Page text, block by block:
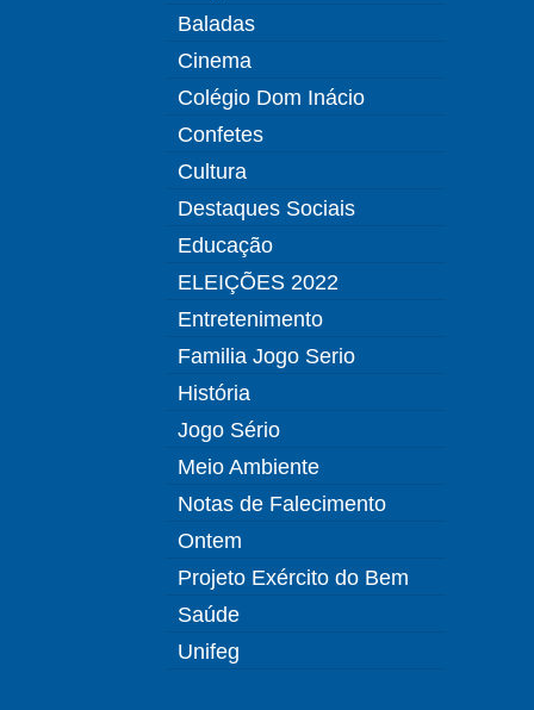
Baladas
Cinema
Colégio Dom Inácio
Confetes
Cultura
Destaques Sociais
Educação
ELEIÇÕES 2022
Entretenimento
Familia Jogo Serio
História
Jogo Sério
Meio Ambiente
Notas de Falecimento
Ontem
Projeto Exército do Bem
Saúde
Unifeg